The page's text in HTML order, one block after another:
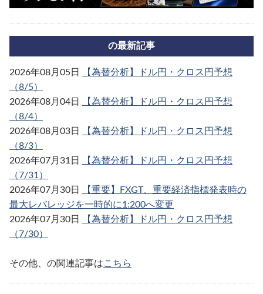
の最新記事
2026年08月05日
【為替分析】ドル円・クロス円予想
（8/5）
2026年08月04日
【為替分析】ドル円・クロス円予想
（8/4）
2026年08月03日
【為替分析】ドル円・クロス円予想
（8/3）
2026年07月31日
【為替分析】ドル円・クロス円予想
（7/31）
2026年07月30日
【重要】FXGT、重要経済指標発表時の
最大レバレッジを一時的に1:200へ変更
2026年07月30日
【為替分析】ドル円・クロス円予想
（7/30）
その他、の関連記事はこちら